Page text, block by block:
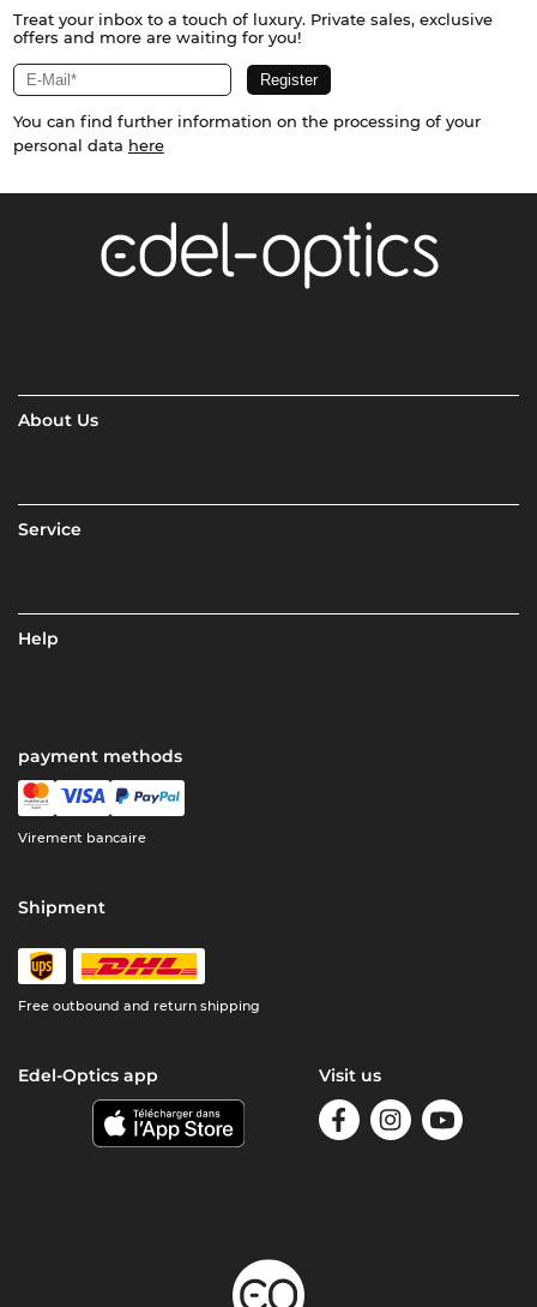
Treat your inbox to a touch of luxury. Private sales, exclusive
offers and more are waiting for you!
You can find further information on the processing of your
personal data here
About Us
Service
Help
payment methods
Virement bancaire
Shipment
Free outbound and return shipping
Edel-Optics app Visit us